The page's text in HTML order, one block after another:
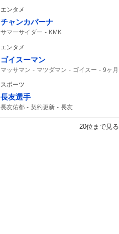
エンタメ
チャンカパーナ
サマーサイダー KMK
エンタメ
ゴイスーマン
マッサマン マツダマン ゴイスー 9ヶ月
スポーツ
長友選手
長友佑都 契約更新 長友
20位まで見る